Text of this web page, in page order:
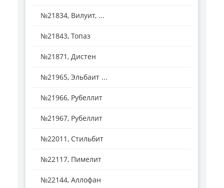
№21834, Вилуит, ...
№21843, Топаз
№21871, Дистен
№21965, Эльбаит ...
№21966, Рубеллит
№21967, Рубеллит
№22011, Стильбит
№22117, Пимелит
№22144, Аллофан